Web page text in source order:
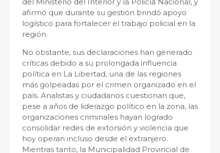
afirmó que durante su gestión brindó apoyo
logístico para fortalecer el trabajo policial en la
región.
No obstante, sus declaraciones han generado
críticas debido a su prolongada influencia
política en La Libertad, una de las regiones
más golpeadas por el crimen organizado en el
país. Analistas y ciudadanos cuestionan que,
pese a años de liderazgo político en la zona, las
organizaciones criminales hayan logrado
consolidar redes de extorsión y violencia que
hoy operan incluso desde el extranjero.
Mientras tanto, la Municipalidad Provincial de